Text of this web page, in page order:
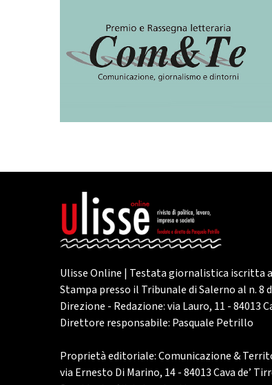
Ulisse Online | Testata giornalistica iscritta
Stampa presso il Tribunale di Salerno al n. 8
Direzione - Redazione: via Lauro, 11 - 84013
Direttore responsabile: Pasquale Petrillo
Proprietà editoriale: Comunicazione &
via Ernesto Di Marino, 14 - 84013 Cava de’